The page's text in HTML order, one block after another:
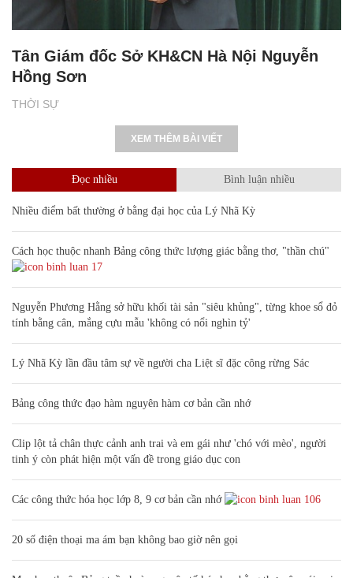
THỜI SỰ
Tân Giám đốc Sở KH&CN Hà Nội Nguyễn
Hồng Sơn
XEM THÊM BÀI VIẾT
Đọc nhiều Bình luận nhiều
Nhiều điểm bất thường ở bằng đại học của Lý Nhã Kỳ
Cách học thuộc nhanh Bảng công thức lượng giác bằng thơ, "thần chú"
17
Nguyễn Phương Hằng sở hữu khối tài sản "siêu khủng", từng khoe sổ đỏ
tính bằng cân, mắng cựu mẫu 'không có nổi nghìn tỷ'
Lý Nhã Kỳ lần đầu tâm sự về người cha Liệt sĩ đặc công rừng Sác
Bảng công thức đạo hàm nguyên hàm cơ bản cần nhớ
Clip lột tả chân thực cảnh anh trai và em gái như 'chó với mèo', người
tinh ý còn phát hiện một vấn đề trong giáo dục con
Các công thức hóa học lớp 8, 9 cơ bản cần nhớ 106
20 số điện thoại ma ám bạn không bao giờ nên gọi